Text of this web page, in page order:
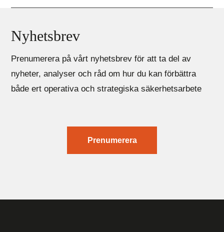
Nyhetsbrev
Prenumerera på vårt nyhetsbrev för att ta del av
nyheter, analyser och råd om hur du kan förbättra
både ert operativa och strategiska säkerhetsarbete
Prenumerera